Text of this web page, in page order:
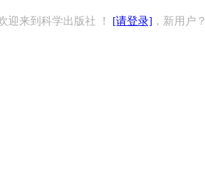
迎来到科学出版社 ！ [请登录] ，新用户？